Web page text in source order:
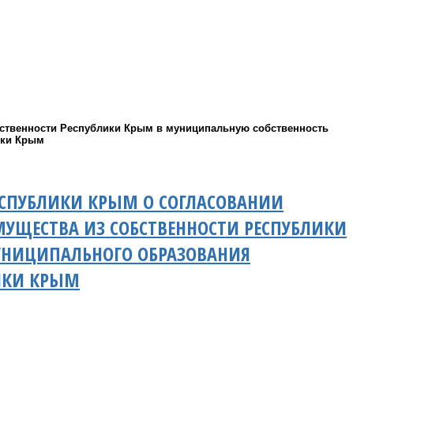
Республики Крым в муниципальную собственность
Крым
КРЫМ О СОГЛАСОВАНИИ
ИЗ СОБСТВЕННОСТИ РЕСПУБЛИКИ
ОБРАЗОВАНИЯ
КРЫМ